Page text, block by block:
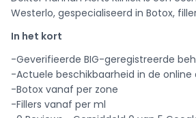
Westerlo, gespecialiseerd in Botox,
In het kort
-Geverifieerde BIG-geregistreerde
-Actuele beschikbaarheid in de online
-Botox vanaf per zone
-Fillers vanaf per ml